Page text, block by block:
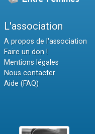
L'association
A propos de l'association
Faire un don !
Mentions légales
Nous contacter
Aide (FAQ)